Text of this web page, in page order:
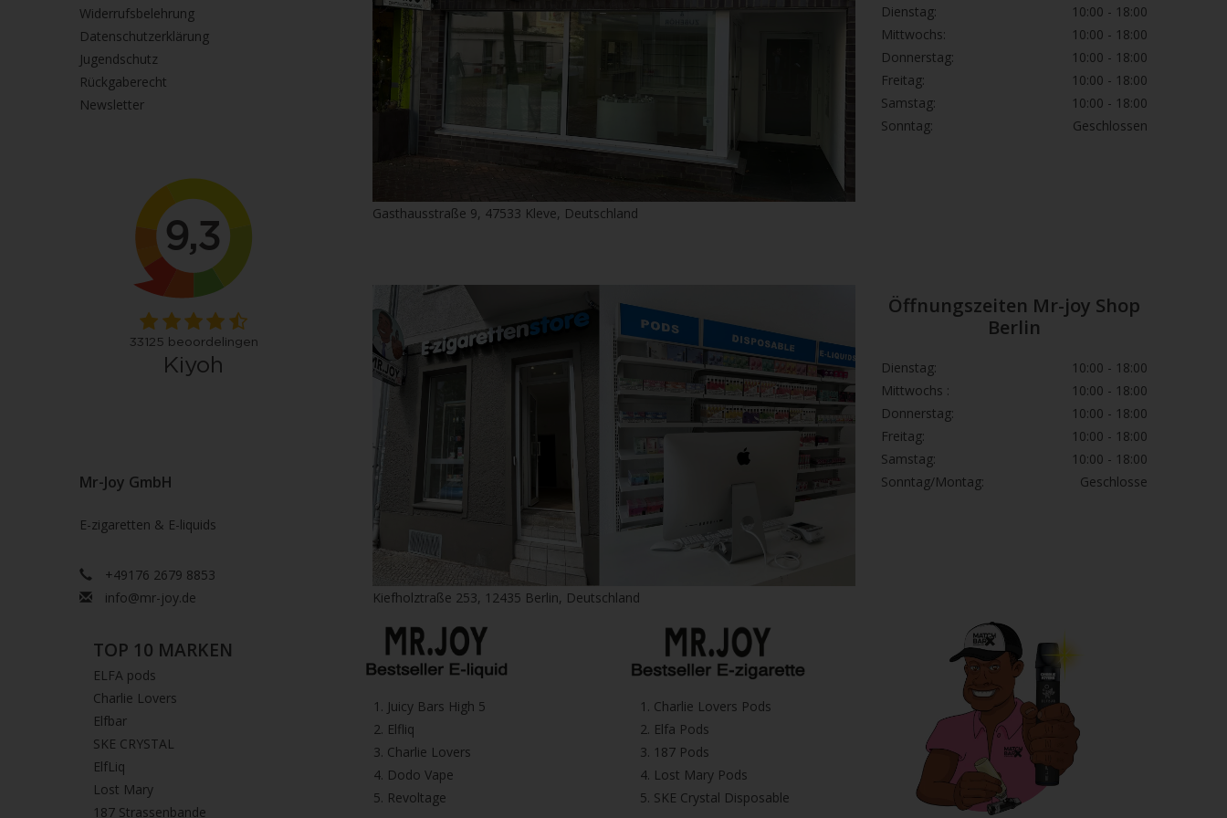
Widerrufsbelehrung
Datenschutzerklärung
Jugendschutz
Rückgaberecht
Newsletter
Mr-Joy GmbH
E-zigaretten & E-liquids
+49176 2679 8853
info@mr-joy.de
Gasthausstraße 9, 47533 Kleve, Deutschland
Kiefholztraße 253, 12435 Berlin, Deutschland
Dienstag:
10:00 - 18:00
Mittwochs:
10:00 - 18:00
Donnerstag:
10:00 - 18:00
Freitag:
10:00 - 18:00
Samstag:
10:00 - 18:00
Sonntag:
Geschlossen
Öffnungszeiten Mr-joy Shop
Berlin
Dienstag:
10:00 - 18:00
Mittwochs :
10:00 - 18:00
Donnerstag:
10:00 - 18:00
Freitag:
10:00 - 18:00
Samstag:
10:00 - 18:00
Sonntag/Montag:
Geschlosse
TOP 10 MARKEN
ELFA pods
Charlie Lovers
Elfbar
SKE CRYSTAL
ElfLiq
Lost Mary
187 Strassenbande
1.⁠ ⁠Juicy Bars High 5
2.⁠ ⁠⁠Elfliq
3.⁠ ⁠⁠Charlie Lovers
4.⁠ ⁠⁠Dodo Vape
5. ⁠Revoltage
1.⁠ ⁠Charlie Lovers Pods
2.⁠ ⁠⁠Elfa Pods
3.⁠ ⁠⁠187 Pods
4.⁠ ⁠⁠Lost Mary Pods
5.⁠ ⁠⁠SKE Crystal Disposable